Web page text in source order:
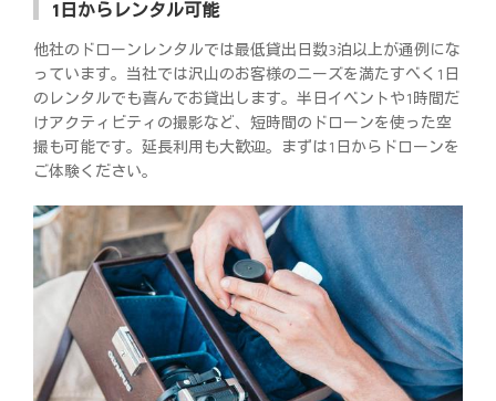
1日からレンタル可能
他社のドローンレンタルでは最低貸出日数3泊以上が通例にな
っています。当社では沢山のお客様のニーズを満たすべく1日
のレンタルでも喜んでお貸出します。半日イベントや1時間だ
けアクティビティの撮影など、短時間のドローンを使った空
撮も可能です。延長利用も大歓迎。まずは1日からドローンを
ご体験ください。